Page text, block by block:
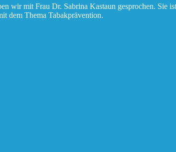
wir mit Frau Dr. Sabrina Kastaun gesprochen. Sie
dem Thema Tabakprävention.